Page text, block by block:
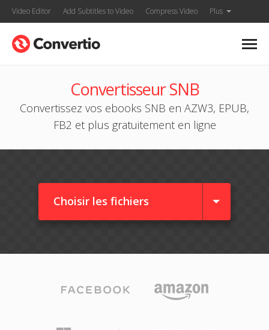
Video Editor Add Subtitles to Video Compress Video Plus
Convertisseur SNB
Convertissez vos ebooks SNB en AZW3, EPUB,
FB2 et plus gratuitement en ligne
Choisir les fichiers